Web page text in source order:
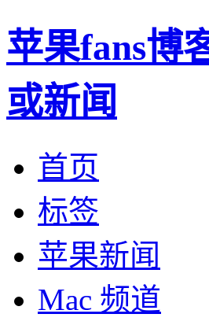
苹果fans博
或新闻
首页
标签
苹果新闻
Mac 频道